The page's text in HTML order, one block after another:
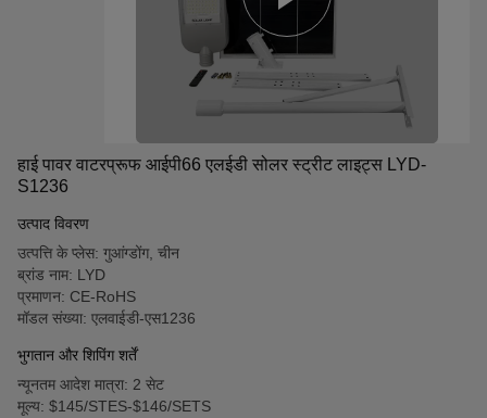
हाई पावर वाटरप्रूफ आईपी66 एलईडी सोलर स्ट्रीट लाइट्स LYD-
S1236
उत्पाद विवरण
उत्पत्ति के प्लेस: गुआंग्डोंग, चीन
ब्रांड नाम: LYD
प्रमाणन: CE-RoHS
मॉडल संख्या: एलवाईडी-एस1236
भुगतान और शिपिंग शर्तें
न्यूनतम आदेश मात्रा: 2 सेट
मूल्य: $145/STES-$146/SETS